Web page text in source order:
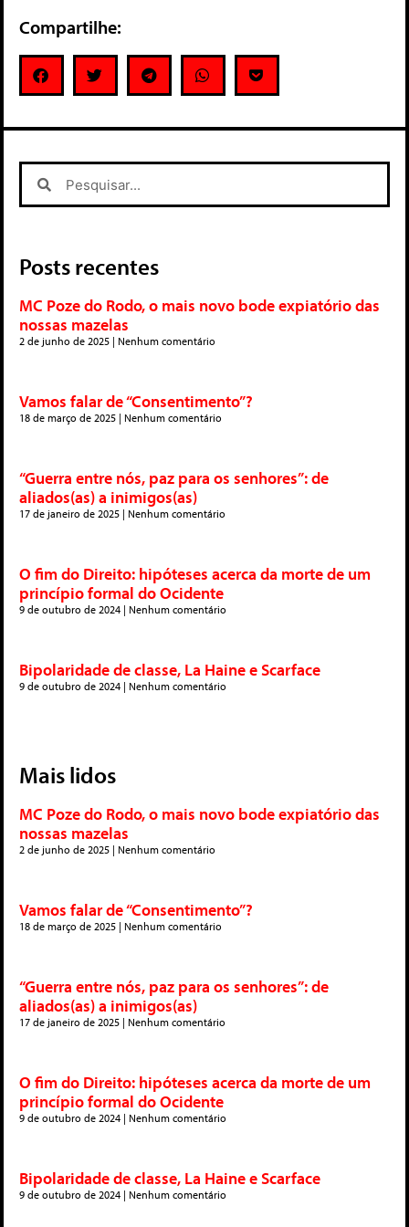
Compartilhe:
Posts recentes
MC Poze do Rodo, o mais novo bode expiatório das
nossas mazelas
2 de junho de 2025 Nenhum comentário
Vamos falar de “Consentimento”?
18 de março de 2025 Nenhum comentário
“Guerra entre nós, paz para os senhores”: de
aliados(as) a inimigos(as)
17 de janeiro de 2025 Nenhum comentário
O fim do Direito: hipóteses acerca da morte de um
princípio formal do Ocidente
9 de outubro de 2024 Nenhum comentário
Bipolaridade de classe, La Haine e Scarface
9 de outubro de 2024 Nenhum comentário
Mais lidos
MC Poze do Rodo, o mais novo bode expiatório das
nossas mazelas
2 de junho de 2025 Nenhum comentário
Vamos falar de “Consentimento”?
18 de março de 2025 Nenhum comentário
“Guerra entre nós, paz para os senhores”: de
aliados(as) a inimigos(as)
17 de janeiro de 2025 Nenhum comentário
O fim do Direito: hipóteses acerca da morte de um
princípio formal do Ocidente
9 de outubro de 2024 Nenhum comentário
Bipolaridade de classe, La Haine e Scarface
9 de outubro de 2024 Nenhum comentário